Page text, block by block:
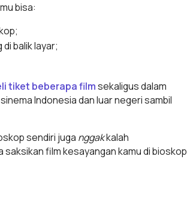
bisa:
balik layar;
tiket beberapa filmsekaligus dalam
Indonesia dan luar negeri sambil
sendiri juga nggakkalah
saksikan film kesayangan kamu di bioskop